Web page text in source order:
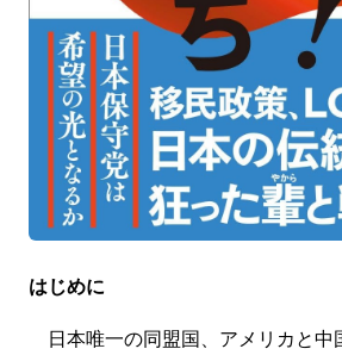
はじめに
日本唯一の同盟国、アメリカと中